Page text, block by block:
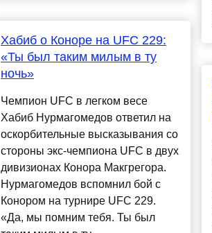
Хабиб о Коноре на UFC 229:
«Ты был таким милым в ту
ночь»
Чемпион UFC в легком весе
Хабиб Нурмагомедов ответил на
оскорбительные высказывания со
стороны экс-чемпиона UFC в двух
дивизионах Конора Макгрегора.
Нурмагомедов вспомнил бой с
Конором на турнире UFC 229.
«Да, мы помним тебя. Ты был